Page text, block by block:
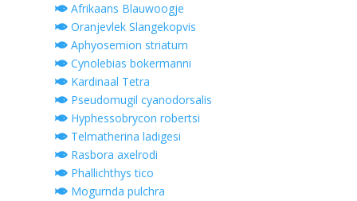
Afrikaans Blauwoogje
Oranjevlek Slangekopvis
Aphyosemion striatum
Cynolebias bokermanni
Kardinaal Tetra
Pseudomugil cyanodorsalis
Hyphessobrycon robertsi
Telmatherina ladigesi
Rasbora axelrodi
Phallichthys tico
Mogurnda pulchra